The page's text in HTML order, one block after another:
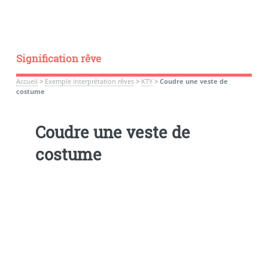
Signification rêve
Accueil > Exemple interprétation rêves> KTY> Coudre une veste de
costume
Coudre une veste de
costume